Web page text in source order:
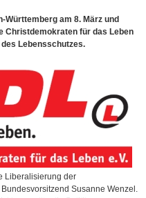
am 8. März und
Christdemokraten für das Leben
Lebensschutzes.
Liberalisierung der
Susanne Wenzel.